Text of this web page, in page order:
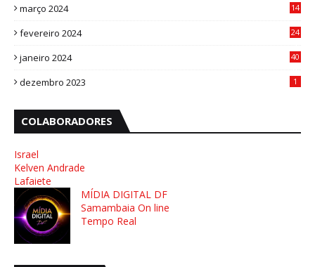
março 2024
14
fevereiro 2024
24
janeiro 2024
40
dezembro 2023 1
COLABORADORES
Israel
Kelven Andrade
Lafaiete
MÍDIA DIGITAL DF
Samambaia On line
Tempo Real